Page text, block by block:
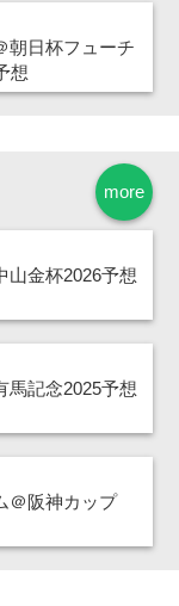
朝日杯フューチ
想
more
山金杯2026予想
馬記念2025予想
＠阪神カップ